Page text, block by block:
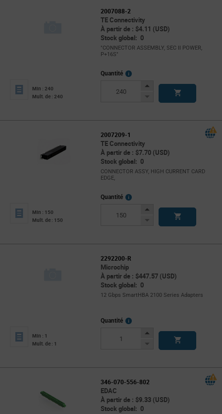
2007088-2
TE Connectivity
À partir de : $4.11 (USD)
Stock global: 0
"CONNECTOR ASSEMBLY, SEC II POWER,
P+16S"
Min : 240
Mult. de : 240
Quantité
More
Increase
Decrease
2007209-1
TE Connectivity
À partir de : $7.70 (USD)
Stock global: 0
CONNECTOR ASSY, HIGH CURRENT CARD
EDGE,
Min : 150
Mult. de : 150
Quantité
More
Increase
Decrease
2292200-R
Microchip
À partir de : $447.57 (USD)
Stock global: 0
12 Gbps SmartHBA 2100 Series Adapters
Min : 1
Mult. de : 1
Quantité
More
Increase
Decrease
346-070-556-802
EDAC
À partir de : $9.33 (USD)
Stock global: 0